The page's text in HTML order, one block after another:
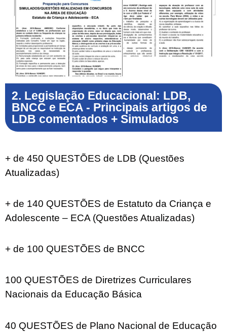
2. Legislação Educacional: LDB,
BNCC e ECA - Principais artigos de
LDB comentados + Simulados
+ de 450 QUESTÕES de LDB (Questões
Atualizadas)
+ de 140 QUESTÕES de Estatuto da Criança e
Adolescente – ECA (Questões Atualizadas)
+ de 100 QUESTÕES de BNCC
100 QUESTÕES de Diretrizes Curriculares
Nacionais da Educação Básica
40 QUESTÕES de Plano Nacional de Educação